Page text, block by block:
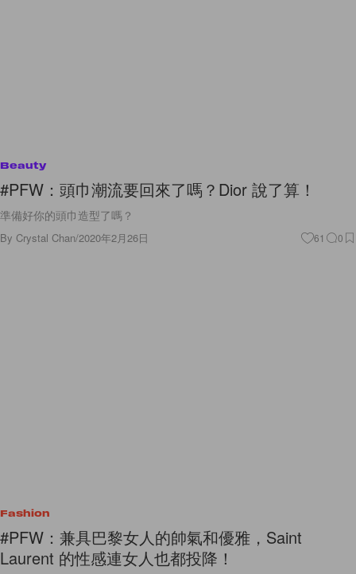
Beauty
#PFW：頭巾潮流要回來了嗎？Dior 說了算！
準備好你的頭巾造型了嗎？
By Crystal Chan/2020年2月26日 61 0
Fashion
#PFW：兼具巴黎女人的帥氣和優雅，Saint
Laurent 的性感連女人也都投降！